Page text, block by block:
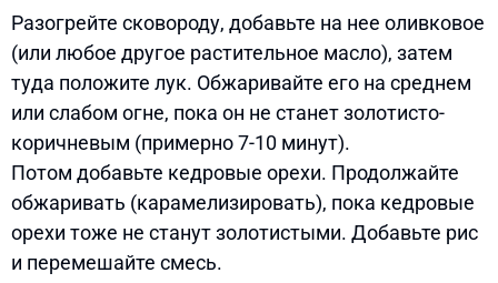
Разогрейте сковороду, добавьте на нее оливковое
(или любое другое растительное масло), затем
туда положите лук. Обжаривайте его на среднем
или слабом огне, пока он не станет золотисто-
коричневым (примерно 7-10 минут).
Потом добавьте кедровые орехи. Продолжайте
обжаривать (карамелизировать), пока кедровые
орехи тоже не станут золотистыми. Добавьте рис
и перемешайте смесь.